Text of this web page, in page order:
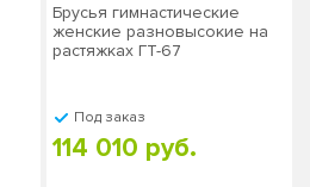
Брусья гимнастические
женские разновысокие на
растяжках ГТ-67
Под заказ
114 010 руб.